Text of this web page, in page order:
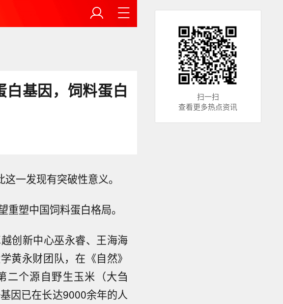
基因，饲料蛋白
一发现有突破性意义。
塑中国饲料蛋白格局。
创新中心巫永睿、王海海
黄永财团队，在《自然》
二个源自野生玉米（大刍
因已在长达9000余年的人
扫一扫
查看更多热点资讯